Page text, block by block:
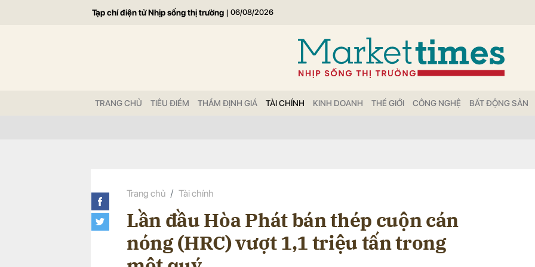
Tạp chí điện tử Nhịp sống thị trường | 06/08/2026
TRANG CHỦ TIÊU ĐIỂM THẨM ĐỊNH GIÁ TÀI CHÍNH KINH DOANH THẾ GIỚI CÔNG NGHỆ BẤT ĐỘNG SẢN
Trang chủ Tài chính
Lần đầu Hòa Phát bán thép cuộn cán
nóng (HRC) vượt 1,1 triệu tấn trong
Gửi bình luận